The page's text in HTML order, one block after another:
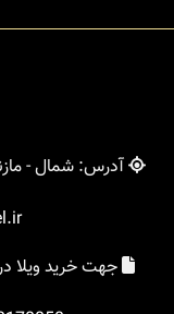
آدرس: شمال -
جهت خرید ویلا